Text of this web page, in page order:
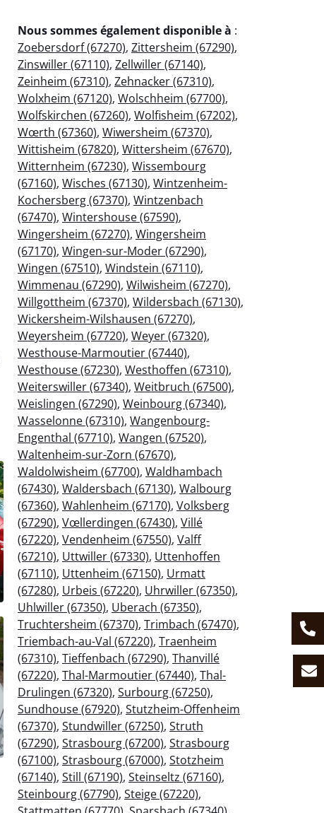
Nous sommes également disponible à :
Zoebersdorf (67270), Zittersheim (67290),
Zinswiller (67110), Zellwiller (67140),
Zeinheim (67310), Zehnacker (67310),
Wolxheim (67120), Wolschheim (67700),
Wolfskirchen (67260), Wolfisheim (67202),
Wœrth (67360), Wiwersheim (67370),
Wittisheim (67820), Wittersheim (67670),
Witternheim (67230), Wissembourg
(67160), Wisches (67130), Wintzenheim-
Kochersberg (67370), Wintzenbach
(67470), Wintershouse (67590),
Wingersheim (67270), Wingersheim
(67170), Wingen-sur-Moder (67290),
Wingen (67510), Windstein (67110),
Wimmenau (67290), Wilwisheim (67270),
Willgottheim (67370), Wildersbach (67130),
Wickersheim-Wilshausen (67270),
Weyersheim (67720), Weyer (67320),
Westhouse-Marmoutier (67440),
Westhouse (67230), Westhoffen (67310),
Weiterswiller (67340), Weitbruch (67500),
Weislingen (67290), Weinbourg (67340),
Wasselonne (67310), Wangenbourg-
Engenthal (67710), Wangen (67520),
Waltenheim-sur-Zorn (67670),
Waldolwisheim (67700), Waldhambach
(67430), Waldersbach (67130), Walbourg
(67360), Wahlenheim (67170), Volksberg
(67290), Vœllerdingen (67430), Villé
(67220), Vendenheim (67550), Valff
(67210), Uttwiller (67330), Uttenhoffen
(67110), Uttenheim (67150), Urmatt
(67280), Urbeis (67220), Uhrwiller (67350),
Uhlwiller (67350), Uberach (67350),
Truchtersheim (67370), Trimbach (67470),
Triembach-au-Val (67220), Traenheim
(67310), Tieffenbach (67290), Thanvillé
(67220), Thal-Marmoutier (67440), Thal-
Drulingen (67320), Surbourg (67250),
Sundhouse (67920), Stutzheim-Offenheim
(67370), Stundwiller (67250), Struth
(67290), Strasbourg (67200), Strasbourg
(67100), Strasbourg (67000), Stotzheim
(67140), Still (67190), Steinseltz (67160),
Steinbourg (67790), Steige (67220),